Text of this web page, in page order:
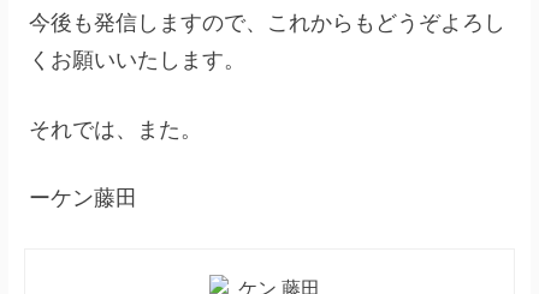
今後も発信しますので、これからもどうぞよろし
くお願いいたします。
それでは、また。
ーケン藤田